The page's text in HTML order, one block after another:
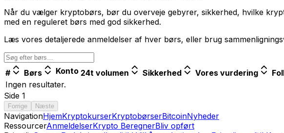
Når du vælger kryptobørs, bør du overveje gebyrer, sikkerhed, hvilke
med en reguleret børs med god sikkerhed.
Læs vores detaljerede anmeldelser af hver børs, eller brug
# Børs Konto 24t volumen Sikkerhed Vores vurdering
Ingen resultater.
Side 1
Forrige Næste
NavigationHjemKryptokurserKryptobørserBitcoinNyheder
RessourcerAnmeldelserKrypto BeregnerBliv opført